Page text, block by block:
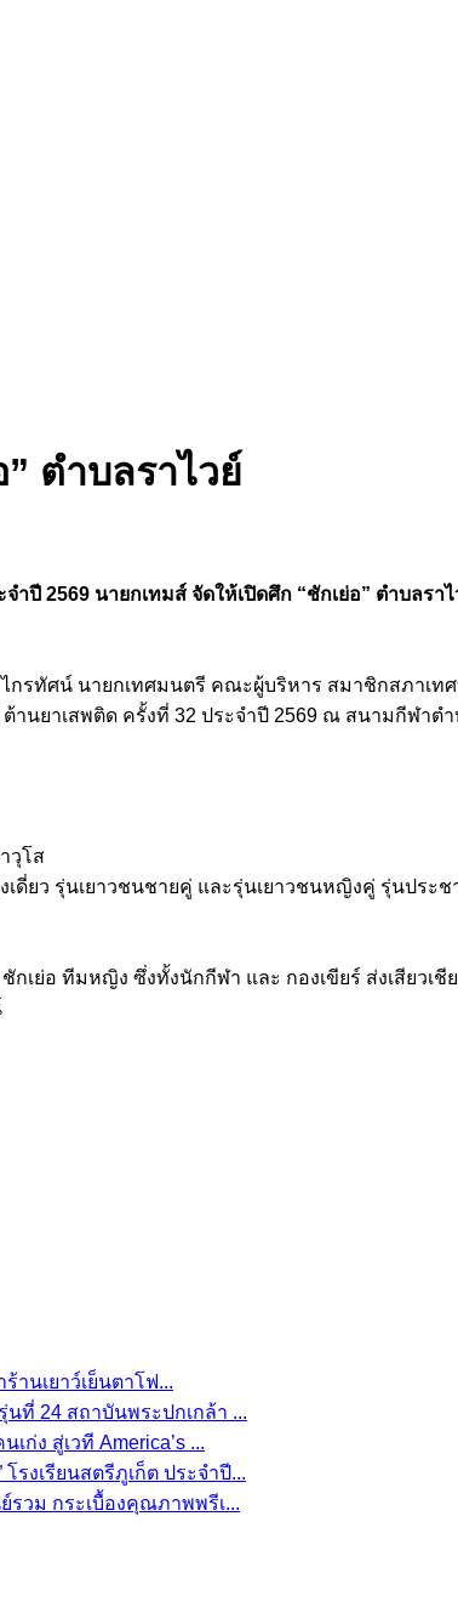
ตำบลราไวย์
ปี 2569 นายกเทมส์ จัดให้เปิดศึก “ชักเย่อ” ตำบลราไ
กรทัศน์ นายกเทศมนตรี คณะผู้บริหาร สมาชิกสภาเ
นยาเสพติด ครั้งที่ 32 ประจำปี 2569 ณ สนามกีฬาต
วุโส
เดี่ยว รุ่นเยาวชนชายคู่ และรุ่นเยาวชนหญิงคู่ รุ่นป
เย่อ ทีมหญิง ซึ่งทั้งนักกีฬา และ กองเขียร์ ส่งเสียว
านเยาว์เย็นตาโฟ...
ที่ 24 สถาบันพระปกเกล้า ...
ก่ง สู่เวที America’s ...
รงเรียนสตรีภูเก็ต ประจำปี...
รวม กระเบื้องคุณภาพพรีเ...